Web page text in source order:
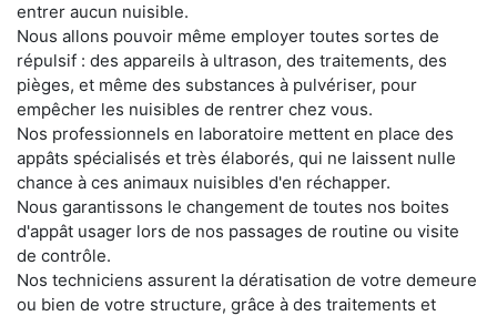
entrer aucun nuisible.
Nous allons pouvoir même employer toutes sortes de
répulsif : des appareils à ultrason, des traitements, des
pièges, et même des substances à pulvériser, pour
empêcher les nuisibles de rentrer chez vous.
Nos professionnels en laboratoire mettent en place des
appâts spécialisés et très élaborés, qui ne laissent nulle
chance à ces animaux nuisibles d'en réchapper.
Nous garantissons le changement de toutes nos boites
d'appât usager lors de nos passages de routine ou visite
de contrôle.
Nos techniciens assurent la dératisation de votre demeure
ou bien de votre structure, grâce à des traitements et